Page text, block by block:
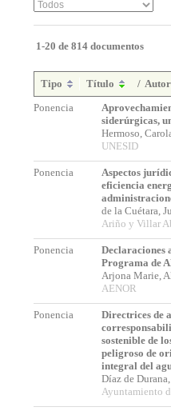
1-20 de 814 documentos
Tipo Título / Autor
Ponencia
siderúrgicas,
Hermoso,
UNESID
Ponencia
Aspectos
eficiencia
de la Cuétara,
Ariño y Villar
Ponencia
Declaraciones
Programa de
Arjona Marie,
AENOR
Ponencia
Directrices de
sostenible de
peligroso de
integral del
Díaz de
Ayuntamiento